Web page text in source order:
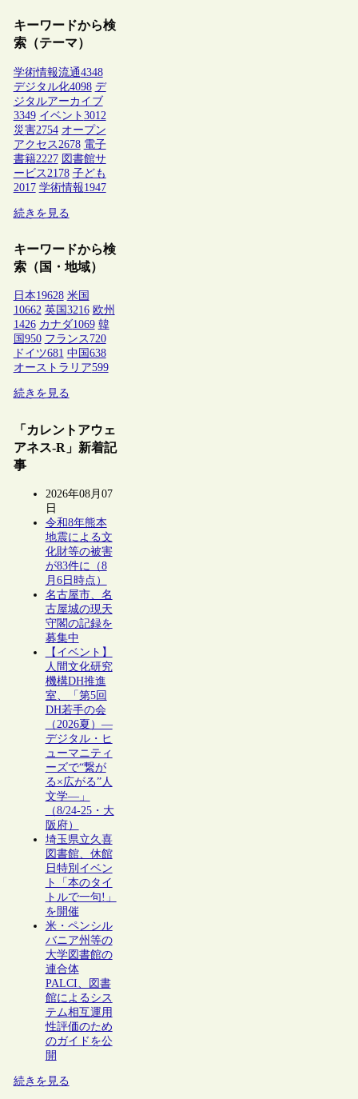
キーワードから検
索（テーマ）
学術情報流通4348
デジタル化4098 デ
ジタルアーカイブ
3349 イベント 3012
災害2754 オープン
アクセス 2678 電子
書籍2227 図書館サ
ービス 2178 子ども
2017 学術情報1947
続きを見る
キーワードから検
索（国・地域）
日本19628 米国
10662 英国 3216 欧州
1426 カナダ1069 韓
国 950 フランス 720
ドイツ681 中国 638
オーストラリア599
続きを見る
「カレントアウェ
アネス-R」新着記
事
2026年08月07
日
令和8年熊本
地震による文
化財等の被害
が83件に（8
月6日時点）
名古屋市、名
古屋城の現天
守閣の記録を
募集中
【イベント】
人間文化研究
機構DH推進
室、「第5回
DH若手の会
（2026夏）―
デジタル・ヒ
ューマニティ
ーズで“繋が
る×広がる”人
文学―」
（8/24-25・大
阪府）
埼玉県立久喜
図書館、休館
日特別イベン
ト「本のタイ
トルで一句!」
を開催
米・ペンシル
バニア州等の
大学図書館の
連合体
PALCI、図書
館によるシス
テム相互運用
性評価のため
のガイドを公
開
続きを見る